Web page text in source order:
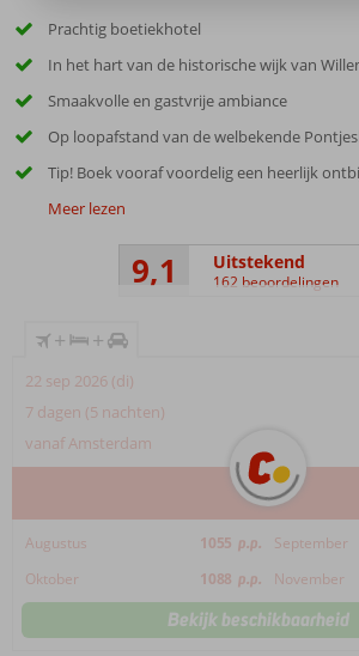
Prachtig boetiekhotel
In het hart van de historische wijk van
Smaakvolle en gastvrije ambiance
Op loopafstand van de welbekende
Tip! Boek vooraf voordelig een heerlijk
Meer lezen
9,1 Uitstekend
162 beoordelingen
+ +
22 sep 2026 (di)
7 dagen (5 nachten)
vanaf Amsterdam
Augustus 1055 p.p. September
Oktober
1088 p.p. November
Bekijk beschikbaarheid